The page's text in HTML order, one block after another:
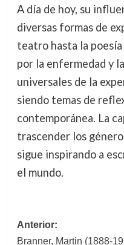
A día de hoy, su
diversas formas de
teatro hasta la
por la enfermedad y
universales de la
siendo temas de
contemporánea. La
trascender los
sigue inspirando a
el mundo.
Navegación
Anterior:
Branner, Martin (1888-